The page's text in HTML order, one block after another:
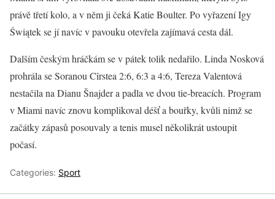
právě třetí kolo, a v něm ji čeká Katie Boulter. Po vyřazení Igy
Świątek se jí navíc v pavouku otevřela zajímavá cesta dál.
Dalším českým hráčkám se v pátek tolik nedařilo. Linda Nosková
prohrála se Soranou Cîrstea 2:6, 6:3 a 4:6, Tereza Valentová
nestačila na Dianu Šnajder a padla ve dvou tie-breacích. Program
v Miami navíc znovu komplikoval déšť a bouřky, kvůli nimž se
začátky zápasů posouvaly a tenis musel několikrát ustoupit
počasí.
Categories: Sport